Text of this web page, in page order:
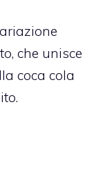
che unisce
coca cola